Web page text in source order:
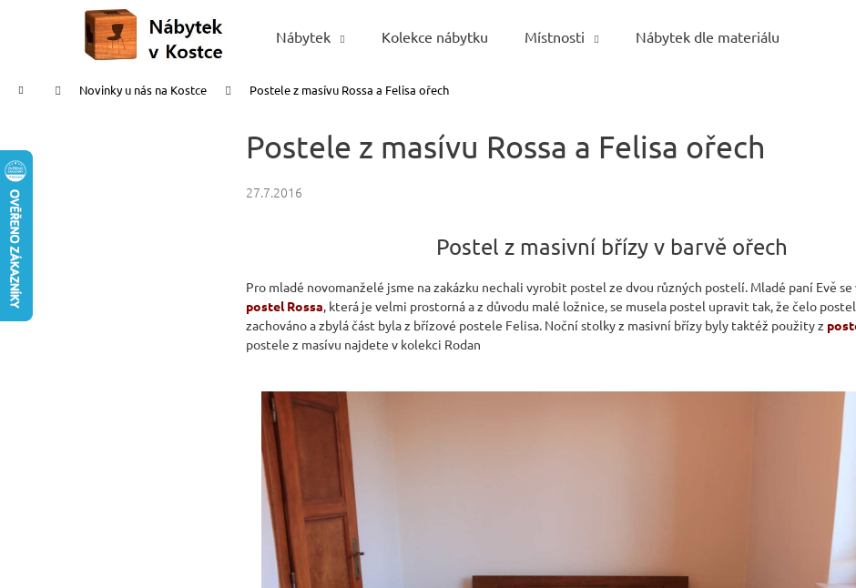
Nábytek Kolekce nábytku Místnosti Nábytek dle materiálu
Domů Novinky u nás na Kostce Postele z masívu Rossa a Felisa ořech
Postele z masívu Rossa a Felisa ořech
27.7.2016
Postel z masivní břízy v barvě ořech
Pro mladé novomanželé jsme na zakázku nechali vyrobit postel ze dvou různých postelí. Mladé paní Evě
postel Rossa, která je velmi prostorná a z důvodu malé ložnice, se musela postel upravit tak, že čelo
zachováno a zbylá část byla z břízové postele Felisa. Noční stolky z masivní břízy byly taktéž použity z
postele z masívu najdete v kolekci Rodan
Zpět
obchodu
Zpět
obchodu
Co potřebujete najít?
Doporučujeme
RUSTIKÁLNÍ ŽIDLE SWEET HOME SIL25 RUSTIKÁLNÍ LAVICE
BAX25 S ÚLOŽNÝM